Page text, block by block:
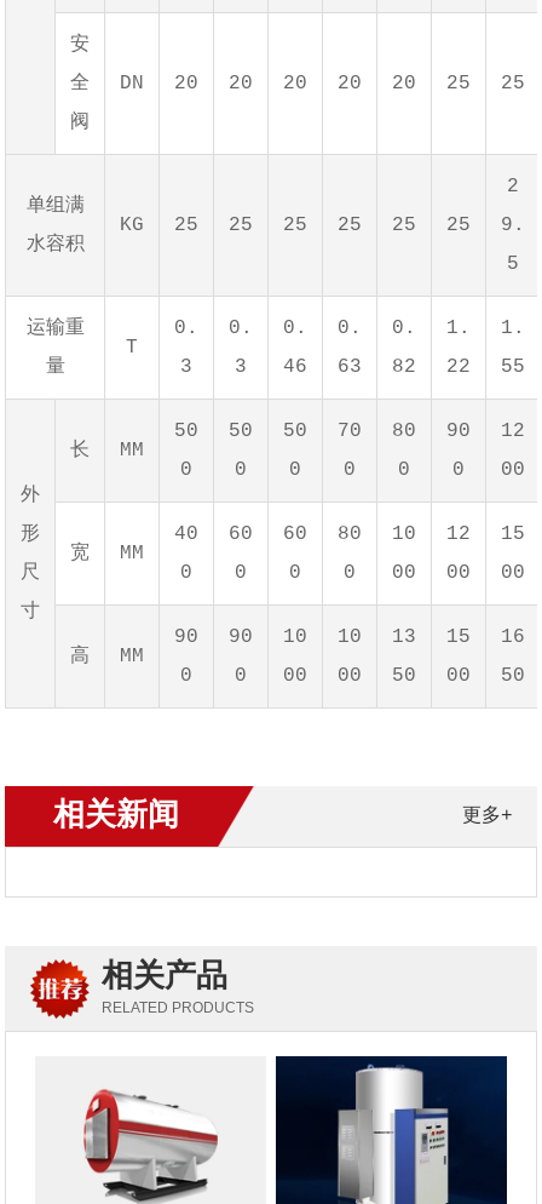
安
全
阀
DN 20 20 20 20 20 25 25
单组满
水容积
KG 25 25 25 25 25 25
2
9.
5
运输重
量
T
0.
3
0.
3
0.
46
0.
63
0.
82
1.
22
1.
55
外
形
尺
寸
长 MM
50
0
50
0
50
0
70
0
80
0
90
0
12
00
宽 MM
40
0
60
0
60
0
80
0
10
00
12
00
15
00
高 MM
90
0
90
0
10
00
10
00
13
50
15
00
16
50
更多+
相关新闻
相关产品
RELATED PRODUCTS